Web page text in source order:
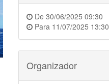
De 30/06/2025 09:30
Para 11/07/2025 13:30
Organizador